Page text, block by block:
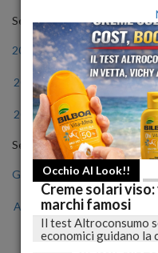
Seleziona l'anno
2011 2012 2013
2017 2018 2019
2023 2024 2025
Seleziona il mese
Gen Feb Mar
Ago Set Ott
Occhio Al Look!!
Creme solari
marchi famosi
Il test Altroconsumo
economici guidano la